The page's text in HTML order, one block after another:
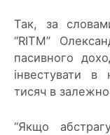
Так, за
“RITM”
пасивного
інвестувати
тисяч в
“Якщо